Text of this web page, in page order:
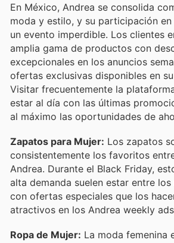
En México, Andrea se consolida
moda y estilo, y su participación
un evento imperdible. Los clientes
amplia gama de productos con
excepcionales en los anuncios
ofertas exclusivas disponibles en
Visitar frecuentemente la
estar al día con las últimas
al máximo las oportunidades de
Zapatos para Mujer: Los zapatos
consistentemente los favoritos
Andrea. Durante el Black Friday,
alta demanda suelen estar entre los
con ofertas especiales que los
atractivos en los Andrea weekly
Ropa de Mujer: La moda femenina